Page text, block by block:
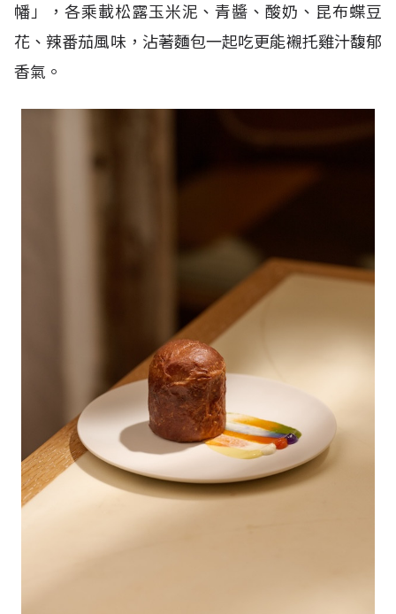
幡」，各乘載松露玉米泥、青醬、酸奶、昆布蝶豆
花、辣番茄風味，沾著麵包一起吃更能襯托雞汁馥郁
香氣。